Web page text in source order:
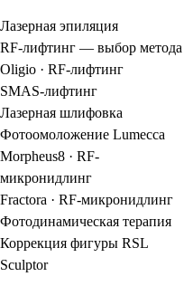
Лазерная эпиляция
RF-лифтинг — выбор метода
Oligio · RF-лифтинг
SMAS-лифтинг
Лазерная шлифовка
Фотоомоложение Lumecca
Morpheus8 · RF-
микронидлинг
Fractora · RF-микронидлинг
Фотодинамическая терапия
Коррекция фигуры RSL
Sculptor